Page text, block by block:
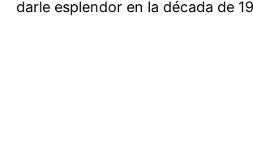
darle esplendor en la década de